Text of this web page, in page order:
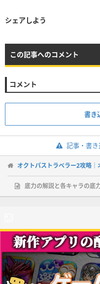
シェアしよう
この記事へのコメント
コメント
書き
記事・書
オクトパストラベラー2攻略｜
底力の解説と各キャラの底